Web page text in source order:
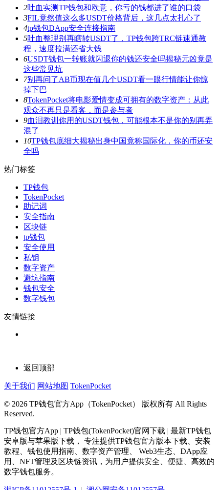
2吐血实测TP钱包和欧意，你亏的钱都进了谁的口袋
3FIL竟然值这么多USDT价格背后，这几点太扎心了
4tp钱包DApp安全连接指南
5吐血整理别再瞎转USDT了，TP钱包跨TRC链速通教
程，速度拉满还省大钱
6USDT钱包一转账就闪退你的钱还安全吗揭秘元凶竟是
这些常见坑
7别再问了AB币现在值几个USDT看一眼行情能让你惊
掉下巴
8TokenPocket将电影爱情变成可拥有的数字资产：从此
观众不再只是看客，而是参与者
9血泪教训你用的USDT钱包，可能根本不是你的别再弄
混了
10TP钱包底细大揭秘出身中国竟称国际化，你的币还安
全吗
热门标签
TP钱包
TokenPocket
助记词
安全指南
区块链
tp钱包
安全使用
私钥
数字资产
避坑指南
钱包安全
数字钱包
友情链接
返回顶部
关于我们 网站地图 TokenPocket
© 2026 TP钱包官方App（TokenPocket） 版权所有 All Rights
Reserved.
TP钱包官方App | TP钱包(TokenPocket)官网下载 | 最新TP钱包
安卓版与苹果版下载， 专注提供TP钱包官方版本下载、安装
教程、钱包使用指南、数字资产管理、 Web3生态、DApp应
用、NFT管理及区块链资讯，为用户提供安全、便捷、高效的
数字钱包服务。